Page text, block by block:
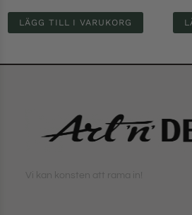
LÄGG TILL I VARUKORG
Vi kan konsten att rama in!